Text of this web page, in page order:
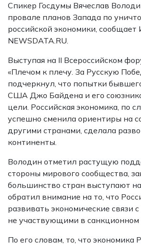
Спикер Госдумы Вячеслав
провале планов Запада по
российской экономики, сообщает
NEWSDATA.RU.
Выступая на II Всероссийском
«Плечом к плечу. За Русскую
подчеркнул, что попытки
США Джо Байдена и его
цели. Российская экономика, по
успешно сменила ориентиры на
другими странами, сделала
континенты.
Володин отметил растущую
стороны мирового сообщества,
большинство стран выступают
обратил внимание на то, что
развивать экономические связи
не участвующими в санкционном
По его словам, то, что экономика